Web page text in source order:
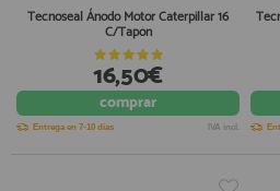
Tecnoseal Ánodo Motor Caterpillar 16
C/Tapón
16,50€
comprar
Entrega en 7-10 días IVA incl.